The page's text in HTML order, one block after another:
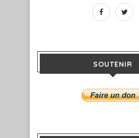
SOUTENIR